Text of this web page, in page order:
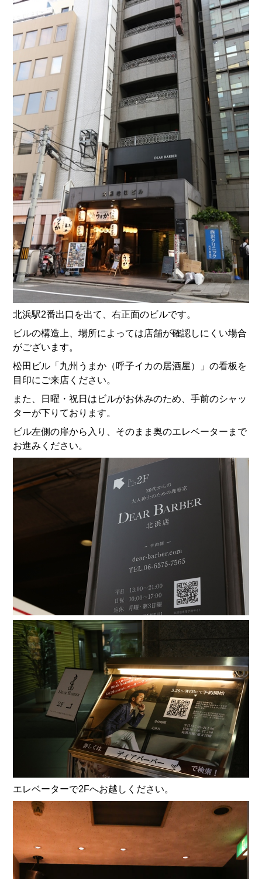
北浜駅2番出口を出て、右正面のビルです。
ビルの構造上、場所によっては店舗が確認しにくい場合
がございます。
松田ビル「九州うまか（呼子イカの居酒屋）」の看板を
目印にご来店ください。
また、日曜・祝日はビルがお休みのため、手前のシャッ
ターが下りております。
ビル左側の扉から入り、そのまま奥のエレベーターまで
お進みください。
エレベーターで2Fへお越しください。